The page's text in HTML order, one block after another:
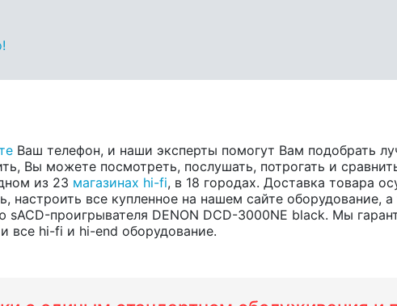
Ваш телефон, и наши эксперты помогут Вам подобрать
Вы можете посмотреть, послушать, потрогать и
из 23 магазинах hi-fi, в 18 городах. Доставка товара
все купленное на нашем сайте оборудование, а
проигрывателя DENON DCD-3000NE black. Мы
все hi-fi и hi-end оборудование.